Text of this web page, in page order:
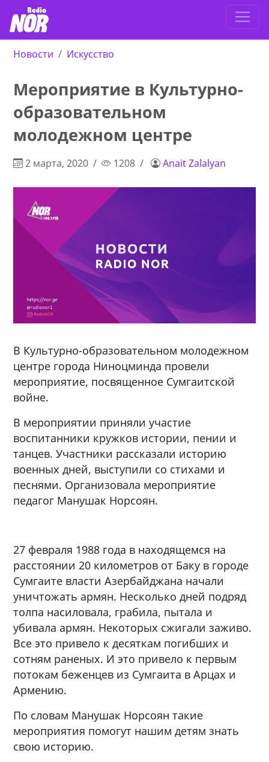
Новости Искусство
Мероприятие в Культурно-
образовательном
молодежном центре
2 марта, 2020 1208 Anait Zalalyan
В Культурно-образовательном молодежном
центре города Ниноцминда провели
мероприятие, посвященное Сумгаитской
войне.
В мероприятии приняли участие
воспитанники кружков истории, пении и
танцев. Участники рассказали историю
военных дней, выступили со стихами и
песнями. Организовала мероприятие
педагог Манушак Норсоян.
27 февраля 1988 года в находящемся на
расстоянии 20 километров от Баку в городе
Сумгаите власти Азербайджана начали
уничтожать армян. Несколько дней подряд
толпа насиловала, грабила, пытала и
убивала армян. Некоторых сжигали заживо.
Все это привело к десяткам погибших и
сотням раненых. И это привело к первым
потокам беженцев из Сумгаита в Арцах и
Армению.
По словам Манушак Норсоян такие
мероприятия помогут нашим детям знать
свою историю.